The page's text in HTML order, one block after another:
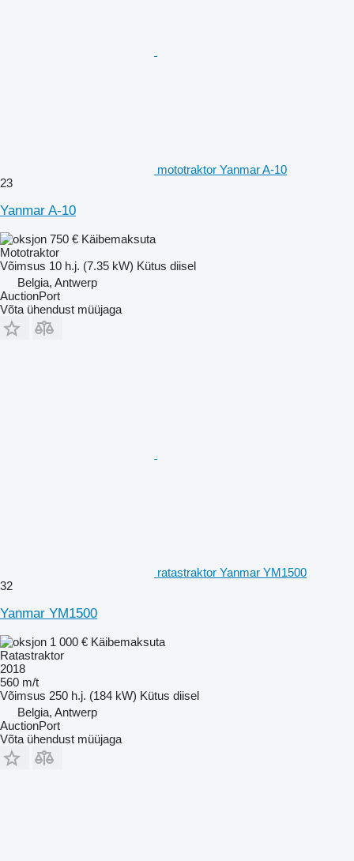
mototraktor Yanmar A-10
23
Yanmar A-10
750 € Käibemaksuta
Mototraktor
Võimsus 10 h.j. (7.35 kW) Kütus diisel
Belgia, Antwerp
AuctionPort
Võta ühendust müüjaga
ratastraktor Yanmar YM1500
32
Yanmar YM1500
1 000 € Käibemaksuta
Ratastraktor
2018
560 m/t
Võimsus 250 h.j. (184 kW) Kütus diisel
Belgia, Antwerp
AuctionPort
Võta ühendust müüjaga